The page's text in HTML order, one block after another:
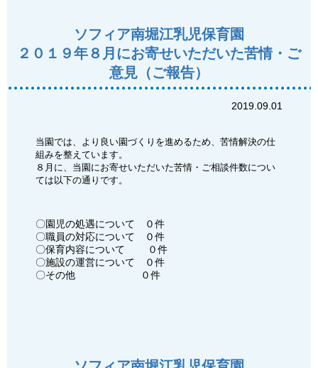
ソフィア南堀江乳児保育園
２０１９年８月にお寄せいただいた苦情・ご
意見（ご報告）
2019.09.01
当園では、より良い園づくりを進めるため、苦情解決の仕
組みを整えています。
８月に、当園にお寄せいただいた苦情・ご相談件数につい
ては以下の通りです。
〇園児の処遇について ０件
〇職員の対応について ０件
〇保育内容について ０件
〇施設の運営について ０件
〇その他 ０件